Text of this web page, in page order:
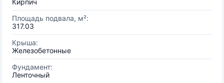
Кирпич
Площадь подвала, м²:
317.03
Крыша:
Железобетонные
Фундамент:
Ленточный